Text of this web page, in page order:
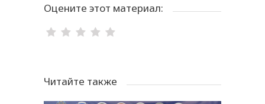
Оцените этот материал:
Читайте также